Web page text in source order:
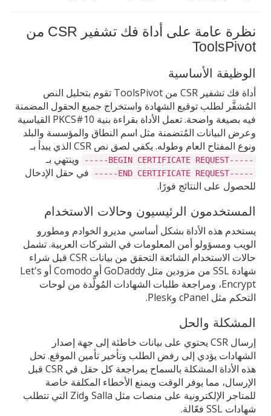
نظرة عامة على أداة فك تشفير CSR من
ToolsPivot
الوظيفة الأساسية
أداة فك تشفير CSR من ToolsPivot تقوم بتحليل النص
المُشفَّر لطلب توقيع الشهادة واستخراج جميع الحقول المضمنة
فيه بصيغة واضحة. تعمل الأداة بقراءة بنية PKCS#10 القياسية
وعرض البيانات المُتضمنة مثل اسم النطاق والمؤسسة والبلد
ونوع المفتاح العام وطوله. يكفي لصق نص CSR الذي يبدأ بـ
-----BEGIN CERTIFICATE REQUEST----- وينتهي بـ
-----END CERTIFICATE REQUEST-----
في حقل الإدخال
للحصول على النتائج فورًا.
المستخدمون الرئيسيون وحالات الاستخدام
يستخدم هذه الأداة بشكل أساسي مديرو الخوادم ومطورو
الويب ومسؤولو أمن المعلومات في الشركات العربية. تشمل
حالات الاستخدام الشائعة التحقق من بيانات CSR قبل شراء
شهادة SSL من مزودين مثل GoDaddy أو Comodo أو Let's
Encrypt، ومراجعة طلبات الشهادات المُولَّدة من لوحات
التحكم مثل cPanel وPlesk.
المشكلة والحل
إرسال CSR يحتوي على بيانات خاطئة إلى جهة إصدار
الشهادات يؤدي إلى رفض الطلب وتأخير تأمين الموقع. تحل
هذه الأداة المشكلة بالسماح بمراجعة كل حقل في CSR قبل
الإرسال، مما يوفر الوقت ويمنع الأخطاء المكلفة خاصة
للمتاجر الإلكترونية على منصات مثل Salla وZid التي تتطلب
شهادات SSL فعّالة.